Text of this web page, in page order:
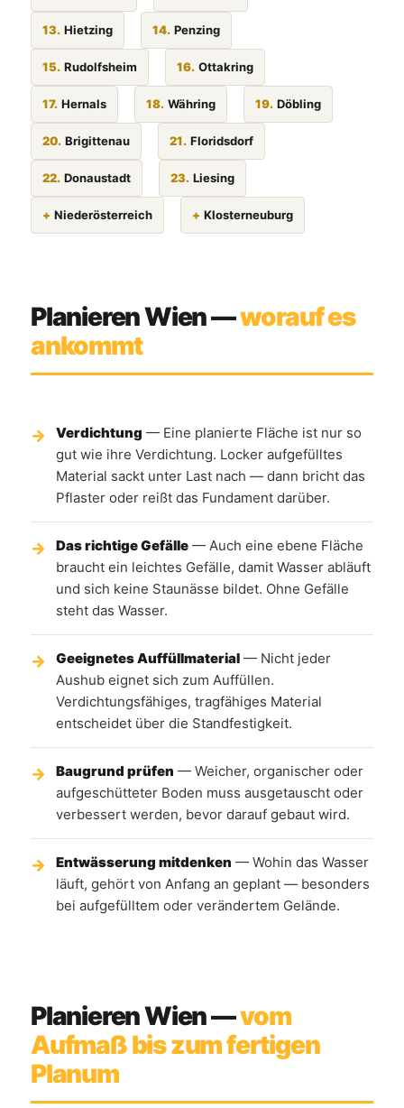
13. Hietzing 14. Penzing
15. Rudolfsheim 16. Ottakring
17. Hernals 18. Währing 19. Döbling
20. Brigittenau 21. Floridsdorf
22. Donaustadt 23. Liesing
+ Niederösterreich + Klosterneuburg
Planieren Wien —worauf es
ankommt
Verdichtung — Eine planierte Fläche ist nur so
gut wie ihre Verdichtung. Locker aufgefülltes
Material sackt unter Last nach — dann bricht das
Pflaster oder reißt das Fundament darüber.
Das richtige Gefälle — Auch eine ebene Fläche
braucht ein leichtes Gefälle, damit Wasser abläuft
und sich keine Staunässe bildet. Ohne Gefälle
steht das Wasser.
Geeignetes Auffüllmaterial — Nicht jeder
Aushub eignet sich zum Auffüllen.
Verdichtungsfähiges, tragfähiges Material
entscheidet über die Standfestigkeit.
Baugrund prüfen — Weicher, organischer oder
aufgeschütteter Boden muss ausgetauscht oder
verbessert werden, bevor darauf gebaut wird.
Entwässerung mitdenken — Wohin das Wasser
läuft, gehört von Anfang an geplant — besonders
bei aufgefülltem oder verändertem Gelände.
Planieren Wien —vom
Aufmaß bis zum fertigen
Planum